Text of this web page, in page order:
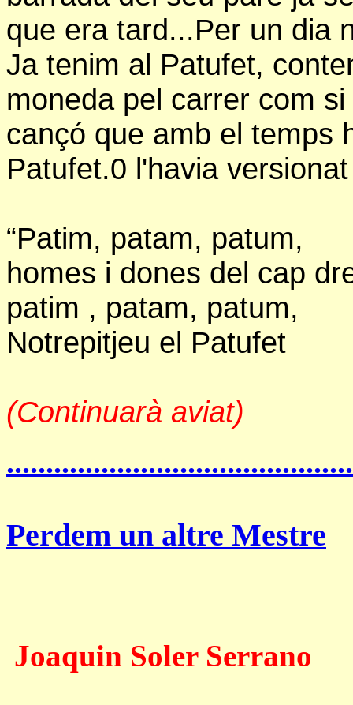
que era tard...Per un dia
Ja tenim al Patufet,
moneda pel carrer com
cançó que amb el temps
Patufet.0 l'havia
“Patim, patam, patum,
homes i dones del cap
patim , patam, patum,
Notrepitjeu el Patufet
(Continuarà aviat)
Perdem un altre Mestre
Joaquin Soler Serrano